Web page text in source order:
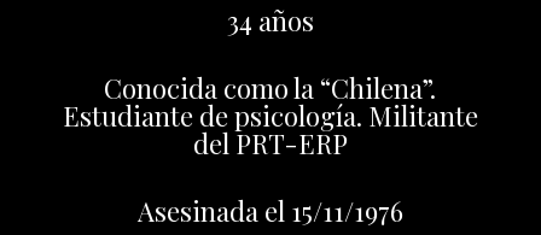
34 años
Conocida como la “Chilena”.
Estudiante de psicología. Militante
del PRT-ERP
Asesinada el 15/11/1976